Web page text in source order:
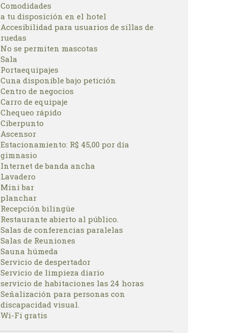
Comodidades
a tu disposición en el hotel
Accesibilidad para usuarios de sillas de
ruedas
No se permiten mascotas
Sala
Portaequipajes
Cuna disponible bajo petición
Centro de negocios
Carro de equipaje
Chequeo rápido
Ciberpunto
Ascensor
Estacionamiento: R$ 45,00 por día
gimnasio
Internet de banda ancha
Lavadero
Mini bar
planchar
Recepción bilingüe
Restaurante abierto al público.
Salas de conferencias paralelas
Salas de Reuniones
Sauna húmeda
Servicio de despertador
Servicio de limpieza diario
servicio de habitaciones las 24 horas
Señalización para personas con
discapacidad visual.
Wi-Fi gratis